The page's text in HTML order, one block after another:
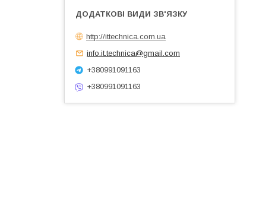
http://ittechnica.com.ua
info.it.technica@gmail.com
+380991091163
+380991091163